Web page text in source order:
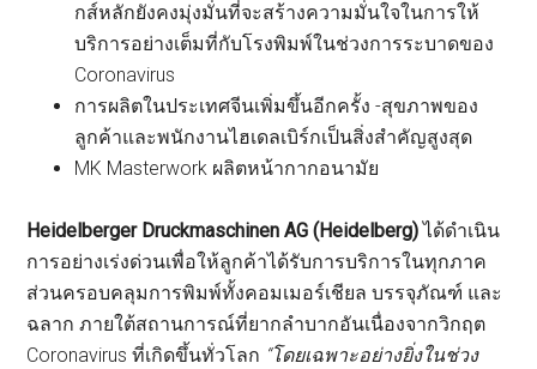
กส์หลักยังคงมุ่งมั่นที่จะสร้างความมั่นใจในการให้
บริการอย่างเต็มที่กับโรงพิมพ์ในช่วงการระบาดของ
Coronavirus
การผลิตในประเทศจีนเพิ่มขึ้นอีกครั้ง -สุขภาพของ
ลูกค้าและพนักงานไฮเดลเบิร์กเป็นสิ่งสำคัญสูงสุด
MK Masterwork ผลิตหน้ากากอนามัย
Heidelberger Druckmaschinen AG (Heidelberg)ได้ดำเนิน
การอย่างเร่งด่วนเพื่อให้ลูกค้าได้รับการบริการในทุกภาค
ส่วนครอบคลุมการพิมพ์ทั้งคอมเมอร์เชียล บรรจุภัณฑ์ และ
ฉลาก ภายใต้สถานการณ์ที่ยากลำบากอันเนื่องจากวิกฤต
Coronavirus ที่เกิดขึ้นทั่วโลก “โดยเฉพาะอย่างยิ่งในช่วง